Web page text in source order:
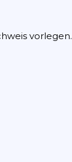
vorlegen.